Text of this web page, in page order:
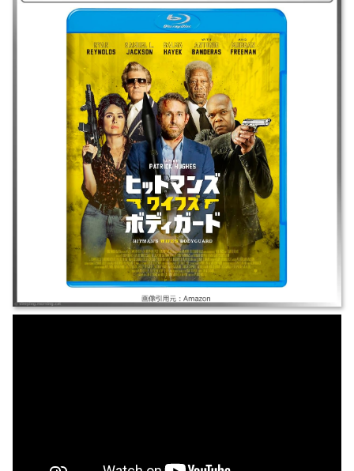
｜#ヒットマンズ・ワイフズ・ボディガード#ヒットマンズワイフズボディ
ガード## ｜2021年｜ライアン・レイノルズ/サミュエル・L・ジャクソン
｜アクション/コメディ ｜クレイジーな妻が拉致された夫を救うため休暇
中のマイケルを強制的にミッションへ参加させる。サイバーテロから世界
を救うハメになり奮闘する。